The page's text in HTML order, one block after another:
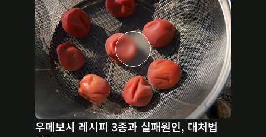
우메보시 레시피 3종과 실패원인, 대처법